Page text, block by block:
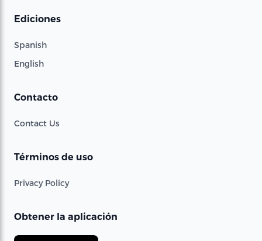
Ediciones
Spanish
English
Contacto
Contact Us
Términos de uso
Privacy Policy
Obtener la aplicación